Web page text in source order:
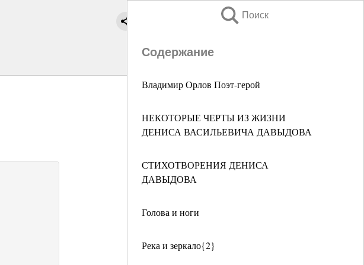
Поиск
Содержание
Владимир Орлов Поэт-герой
НЕКОТОРЫЕ ЧЕРТЫ ИЗ ЖИЗНИ
ДЕНИСА ВАСИЛЬЕВИЧА ДАВЫДОВА
СТИХОТВОРЕНИЯ ДЕНИСА
ДАВЫДОВА
Голова и ноги
Река и зеркало{2}